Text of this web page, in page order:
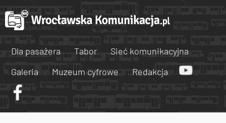
Dla pasażera Tabor
Sieć komunikacyjna
Galeria
Muzeum cyfrowe Redakcja